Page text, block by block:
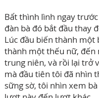
Bất thình lình ngay
đàn bà đó bắt đầu thay
Lúc đầu biến thành một
thành một thếu nữ, đến
trung niên, và rồi lại trở
mà đầu tiên tôi đã nhìn
sững sờ, tôi nhìn xem